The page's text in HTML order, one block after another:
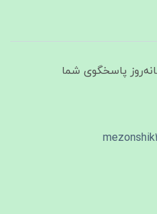
ساعت شبانه‌روز پاسخگوی شما